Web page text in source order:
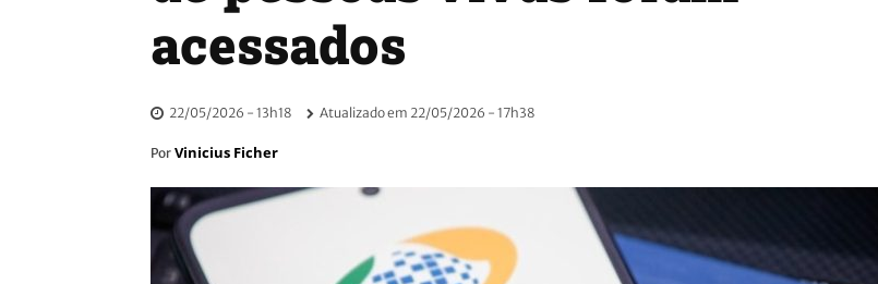
acessados
22/05/2026 - 13h18 Atualizado em 22/05/2026 - 17h38
Por Vinicius Ficher